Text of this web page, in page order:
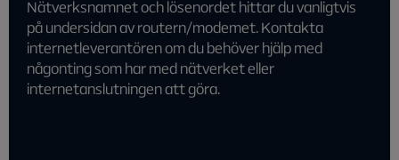
Nätverksnamnet och lösenordet hittar du vanligtvis
på undersidan av routern/modemet. Kontakta
internetleverantören om du behöver hjälp med
någonting som har med nätverket eller
internetanslutningen att göra.